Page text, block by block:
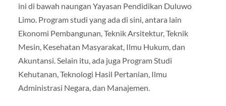
ini di bawah naungan Yayasan Pendidikan Duluwo
Limo. Program studi yang ada di sini, antara lain
Ekonomi Pembangunan, Teknik Arsitektur, Teknik
Mesin, Kesehatan Masyarakat, Ilmu Hukum, dan
Akuntansi. Selain itu, ada juga Program Studi
Kehutanan, Teknologi Hasil Pertanian, Ilmu
Administrasi Negara, dan Manajemen.